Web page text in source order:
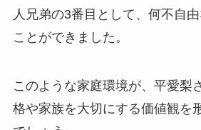
人兄弟の3番目として、何不自
ことができました。
このような家庭環境が、平愛梨
格や家族を大切にする価値観を